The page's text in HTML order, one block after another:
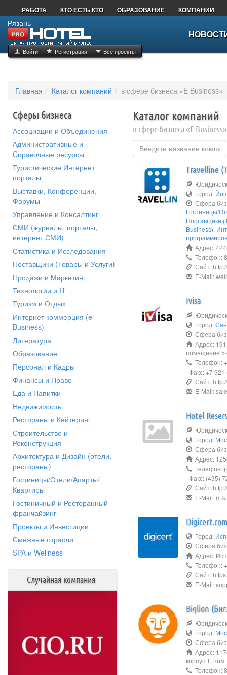
РАБОТА КТО ЕСТЬ КТО ОБРАЗОВАНИЕ КОМПАНИИ
Рязань
Войти Регистрация Все проекты
Главная Каталог компаний в сфере бизнеса «E Business»
Сферы бизнеса
Ассоциации и Объединения
Административные и
Cправочные ресурсы
Туристические Интернет
порталы
Выставки, Конференции,
Форумы
Управление и Консалтинг
СМИ (журналы, порталы,
интернет СМИ)
Статистика и Исследования
Поставщики (Товары и Услуги)
Продажи и Маркетинг
Технологии и IT
Туризм и Отдых
Интернет коммерция (e-
Business)
Литература
Образование
Персонал и Кадры
Финансы и Право
Еда и Напитки
Недвижимость
Рестораны и Кейтеринг
Строительство и
Реконструкция
Архитектура и Дизайн (отели,
рестораны)
Гостиницы/Отели/Апарты/
Квартиры
Гостиничный и Ресторанный
франчайзинг
Проекты и Инвестиции
Смежные отрасли
SPA и Wellness
Случайная компания
Каталог компаний
в сфере бизнеса «E Business»
Travelline
Город:
Сфера
Гостиницы/
Поставщики
Business),
Адрес:
Телефон:
Сайт:
E-Mail:
Ivisa
Город:
Сфера
Адрес:
помещение
Телефон:
Факс: +7
Сайт:
E-Mail:
Hotel
Город:
Сфера
Адрес:
Телефон:
Факс: (495)
Сайт:
E-Mail:
Город:
Сфера
Адрес:
Телефон:
Сайт:
E-Mail:
Biglion
Город:
Сфера
Адрес:
корпус 1,
Телефон: 8